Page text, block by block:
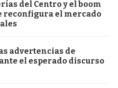
del Centro y el boom
reconfigura el mercado
advertencias de
el esperado discurso